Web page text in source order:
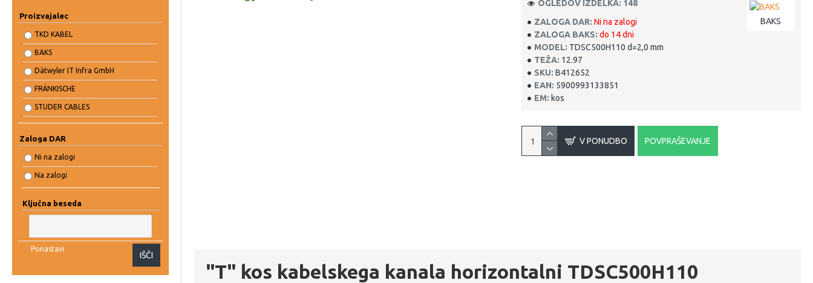
Proizvajalec
TKD KABEL
BAKS
Dätwyler IT Infra GmbH
FRÄNKISCHE
STUDER CABLES
ERSE KABEL
Zaloga DAR
Ni na zalogi
Na zalogi
Ključna beseda
Ponastavi
IŠČI
ZALOGA DAR: Ni na zalogi
ZALOGA BAKS: do 14 dni
MODEL: TDSC500H110 d=2,0 mm
TEŽA: 12.97
SKU: B412652
EAN: 5900993133851
EM: kos
BAKS
OGLEDOV IZDELKA: 148
V PONUDBO POVPRAŠEVANJE
"T" kos kabelskega kanala horizontalni TDSC500H110